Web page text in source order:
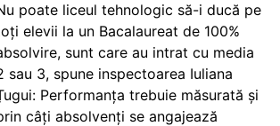
poate liceul tehnologic să-i ducă pe
elevii la un Bacalaureat de 100%
sunt care au intrat cu media
sau 3, spune inspectoarea Iuliana
Performanța trebuie măsurată și
câți absolvenți se angajează